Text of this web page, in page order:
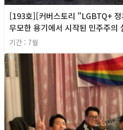
[193호][커버스토리 "LGBTQ+
무모한 용기에서 시작된 민주주의
기간 : 7월